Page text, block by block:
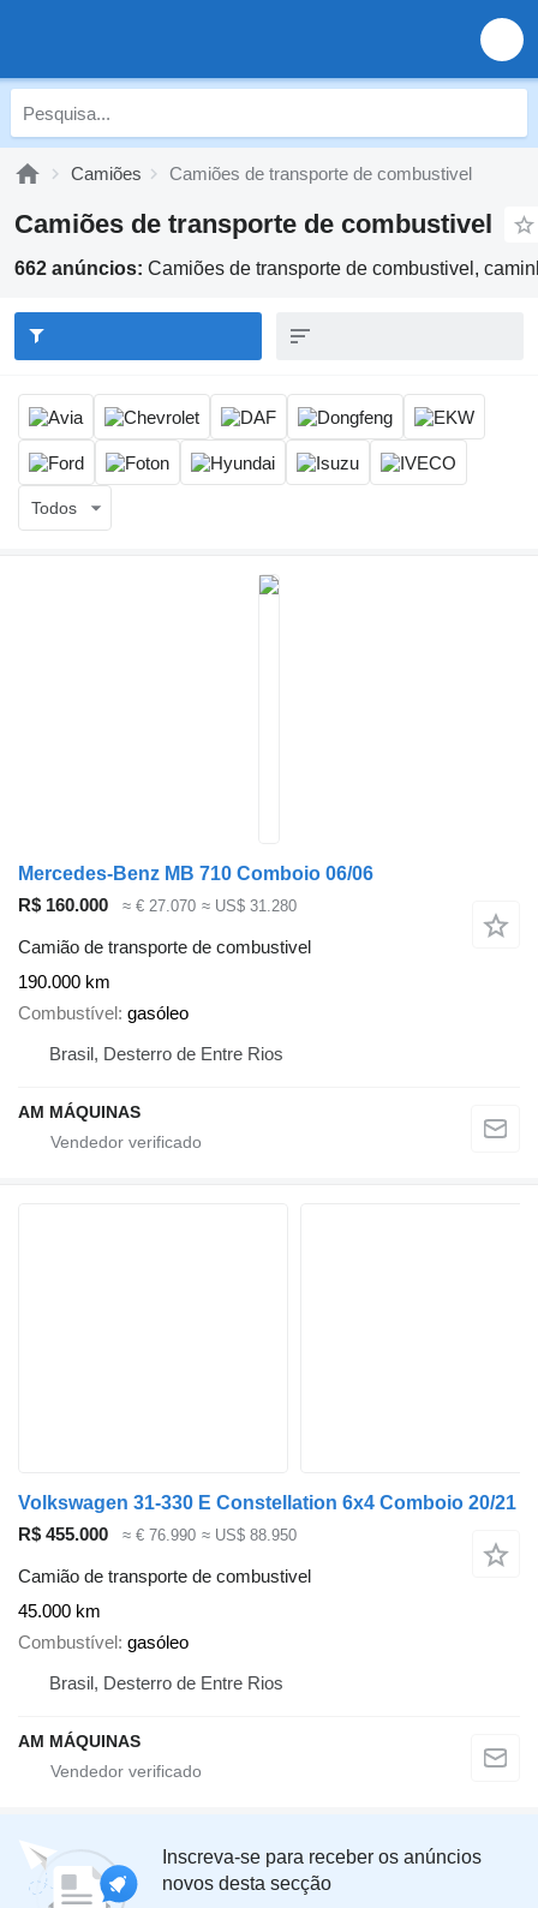
Camiões Camiões de transporte de combustivel
Camiões de transporte de combustivel
662 anúncios: Camiões de transporte de combustivel,
Todos
Mercedes-Benz MB 710 Comboio 06/06
R$ 160.000
≈ € 27.070 ≈ US$ 31.280
Camião de transporte de combustivel
190.000 km
Combustível gasóleo
Brasil, Desterro de Entre Rios
AM MÁQUINAS
Volkswagen 31-330 E Constellation 6x4 Comboio 20/21
R$ 455.000
≈ € 76.990 ≈ US$ 88.950
Camião de transporte de combustivel
45.000 km
Combustível gasóleo
Brasil, Desterro de Entre Rios
AM MÁQUINAS
Inscreva-se para receber os anúncios
novos desta secção